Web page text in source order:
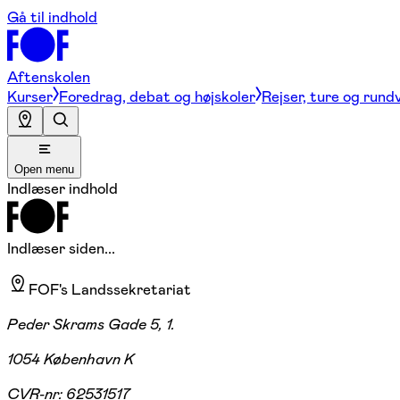
Gå til indhold
Aftenskolen
Kurser Foredrag, debat og højskoler Rejser, ture og
Open menu
Indlæser indhold
Indlæser siden...
FOF's Landssekretariat
Peder Skrams Gade 5, 1.
1054 København K
CVR-nr: 62531517